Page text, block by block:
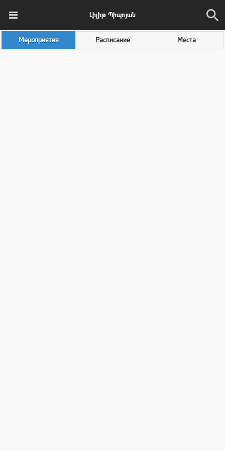
Լիլիթ Պիպոյան
Мероприятия Расписание Места